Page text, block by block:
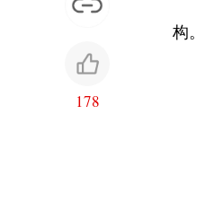
178
构。